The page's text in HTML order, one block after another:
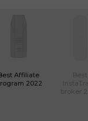
Affiliate
2022